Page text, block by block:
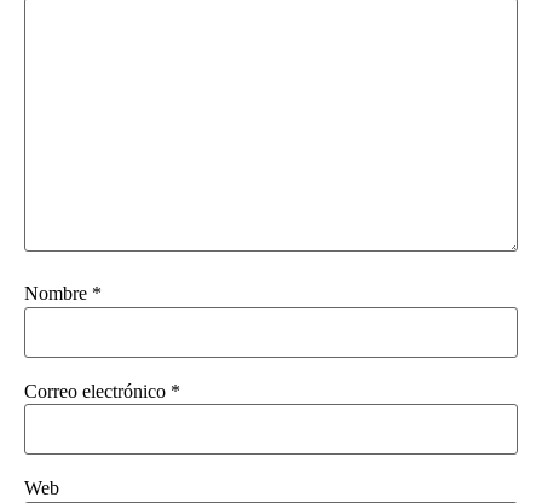
Nombre *
Correo electrónico *
Web